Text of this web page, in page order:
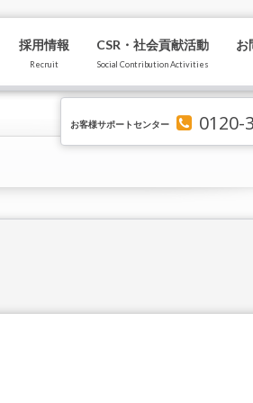
採用情報
Recruit
CSR・社会貢献活動
Social Contribution Activities
お
お客様サポートセンター 0120-